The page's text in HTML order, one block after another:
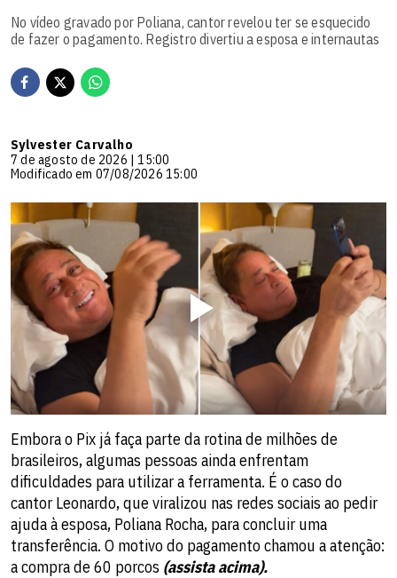
No vídeo gravado por Poliana, cantor revelou ter se esquecido
de fazer o pagamento. Registro divertiu a esposa e internautas
Sylvester Carvalho
7 de agosto de 2026 | 15:00
Modificado em 07/08/2026 15:00
Embora o Pix já faça parte da rotina de milhões de
brasileiros, algumas pessoas ainda enfrentam
dificuldades para utilizar a ferramenta. É o caso do
cantor Leonardo, que viralizou nas redes sociais ao pedir
ajuda à esposa, Poliana Rocha, para concluir uma
transferência. O motivo do pagamento chamou a atenção:
a compra de 60 porcos (assista acima).